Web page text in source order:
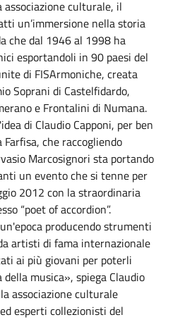
associazione culturale, il
un’immersione nella storia
che dal 1946 al 1998 ha
esportandoli in 90 paesi del
di FISArmoniche, creata
Soprani di Castelfidardo,
e Frontalini di Numana.
di Claudio Capponi, per ben
che raccogliendo
Marcosignori sta portando
un evento che si tenne per
2012 con la straordinaria
“poet of accordion”.
producendo strumenti
artisti di fama internazionale
ai più giovani per poterli
musica», spiega Claudio
associazione culturale
esperti collezionisti del